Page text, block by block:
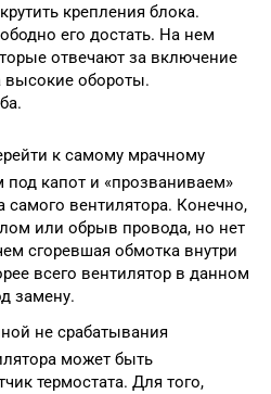
крепления блока.
его достать. На нем
отвечают за включение
высокие обороты.
к самому мрачному
под капот и «прозваниваем»
самого вентилятора. Конечно,
или обрыв провода, но нет
сгоревшая обмотка внутри
всего вентилятор в данном
замену.
не срабатывания
может быть
термостата. Для того,